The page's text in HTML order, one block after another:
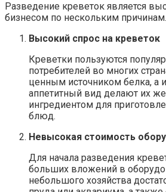
Разведение креветок является
бизнесом по нескольким причинам.
Высокий спрос на креветок
Креветки пользуются
потребителей во многих
ценным источником белка, а
аппетитный вид делают их
ингредиентом для
блюд.
Невысокая стоимость
Для начала разведения
больших вложений в
небольшого хозяйства